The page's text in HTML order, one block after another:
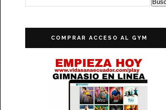
COMPRAR ACCESO AL GYM